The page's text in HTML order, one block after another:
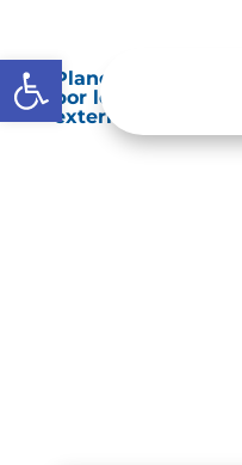
Abrir barra de
Planes de
por los entes de
externos o internos.